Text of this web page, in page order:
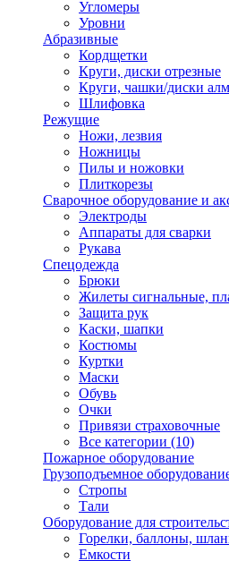
Угломеры
Уровни
Абразивные
Кордщетки
Круги, диски отрезные
Круги, чашки/диски
Шлифовка
Режущие
Ножи, лезвия
Ножницы
Пилы и ножовки
Плиткорезы
Сварочное оборудование и
Электроды
Аппараты для сварки
Рукава
Спецодежда
Брюки
Жилеты сигнальные,
Защита рук
Каски, шапки
Костюмы
Куртки
Маски
Обувь
Очки
Привязи страховочные
Все категории (10)
Пожарное оборудование
Грузоподъемное
Стропы
Тали
Оборудование для
Горелки, баллоны,
Емкости